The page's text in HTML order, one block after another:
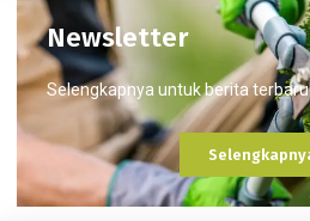
Newsletter
Selengkapnya untuk berita